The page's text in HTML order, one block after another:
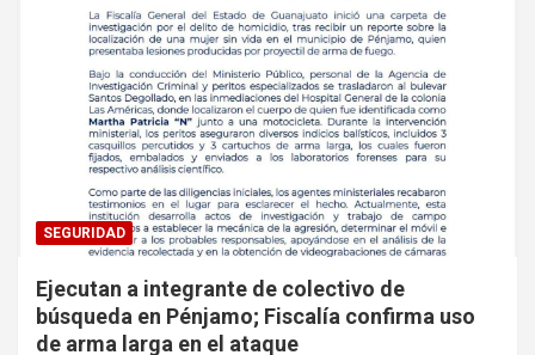
SEGURIDAD
Ejecutan a integrante de colectivo de
búsqueda en Pénjamo; Fiscalía confirma uso
de arma larga en el ataque